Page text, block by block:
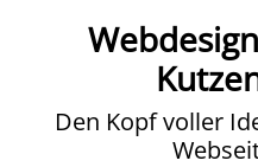
Den Kopf voller